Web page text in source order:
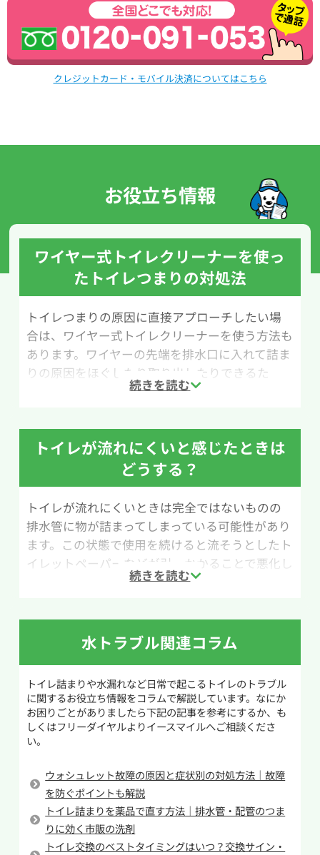
クレジットカード・モバイル決済についてはこちら
お役立ち情報
ワイヤー式トイレクリーナーを使っ
たトイレつまりの対処法
トイレつまりの原因に直接アプローチしたい場
合は、ワイヤー式トイレクリーナーを使う方法も
あります。ワイヤーの先端を排水口に入れて詰ま
りの原因をほぐしたり取り出したりできるた
め、ラバーカップ（すっぽん）で改善しない場合
やネットショップでも比較的手軽に購入できま
す。
ただし、ワイヤー式トイレクリーナーは本来排水
慣れていないと使い方が難しいと感じる場合もあ
ります。無理に押し込んだり強くこすったりする
と、排水管や便器を傷つける恐れがあるため慎重
に作業を行いましょう。
に付いているブラシヘッドを便器内の排水口にゆ
っくり差し込みます。詰まりに当たった感触があ
りの原因をほぐしていきます。もしトイレットペ
ーパーが原因であれば、削りながら奥へ押し流
すことで解消できる場合があります。
作業しても改善しない場合や奥で詰まっている場
すすめします。
トイレが流れにくいと感じたときは
どうする？
トイレが流れにくいときは完全ではないものの
排水管に物が詰まってしまっている可能性があり
ます。この状態で使用を続けると流そうとしたト
イレットペーパーなどが引っかかることで悪化し
てしまうケースもあるので放置をせずに詰まりの
詰まりの除去を行う際には40℃~50℃ほどのお湯
を便器へ注いで1時間ほど待ちます。トイレット
ペーパーや汚物のような水溶性のものであれば
これで改善することがあります。このとき熱湯を
使用すると陶器製の便器が割れる原因となるので
使用をしないでください。
このときにより異物を溶けやすくするために重
1:2の割合で便器に加え、しばらく待つと化学反
応によって二酸化炭素が発生します。この気泡に
よってトイレットペーパーの繊維がほぐれやすく
なるため、詰まりの原因がトイレットペーパーで
水トラブル関連コラム
トイレ詰まりや水漏れなど日常で起こるトイレのトラブル
に関するお役立ち情報をコラムで解説しています。なにか
お困りごとがありましたら下記の記事を参考にするか、も
しくはフリーダイヤルよりイースマイルへご相談くださ
い。
ウォシュレット故障の原因と症状別の対処方法｜故障
を防ぐポイントも解説
トイレ詰まりを薬品で直す方法｜排水管・配管のつま
りに効く市販の洗剤
トイレ交換のベストタイミングはいつ？交換サイン・